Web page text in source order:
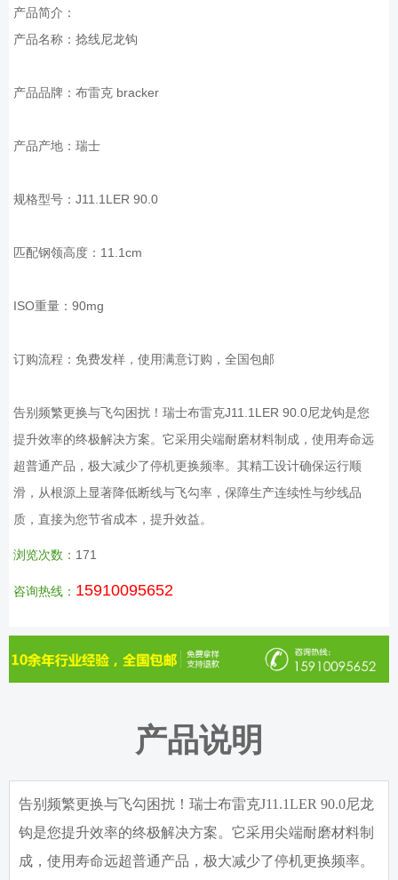
产品简介：
产品名称：捻线尼龙钩
产品品牌：布雷克 bracker
产品产地：瑞士
规格型号：J11.1LER 90.0
匹配钢领高度：11.1cm
ISO重量：90mg
订购流程：免费发样，使用满意订购，全国包邮
告别频繁更换与飞勾困扰！瑞士布雷克J11.1LER 90.0尼龙钩是您
提升效率的终极解决方案。它采用尖端耐磨材料制成，使用寿命远
超普通产品，极大减少了停机更换频率。其精工设计确保运行顺
滑，从根源上显著降低断线与飞勾率，保障生产连续性与纱线品
质，直接为您节省成本，提升效益。
浏览次数： 171
咨询热线： 15910095652
产品说明
告别频繁更换与飞勾困扰！瑞士布雷克J11.1LER 90.0尼龙
钩是您提升效率的终极解决方案。它采用尖端耐磨材料制
成，使用寿命远超普通产品，极大减少了停机更换频率。